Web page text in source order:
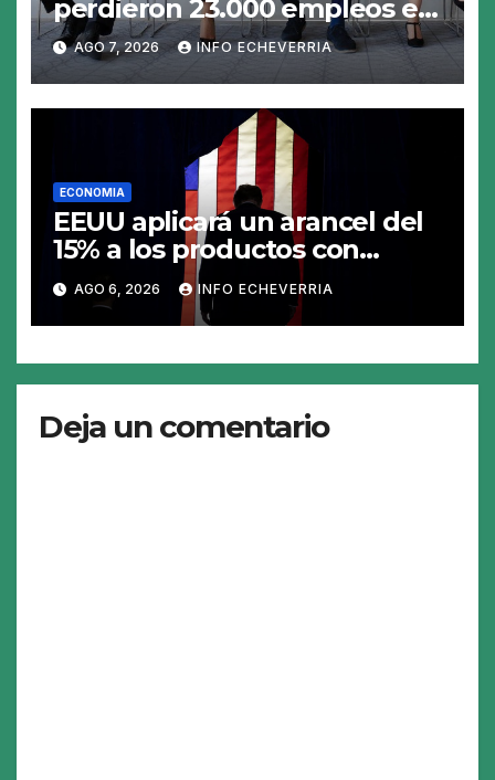
perdieron 23.000 empleos en
julio y el mercado recalcula
las perspectivas para las tasas
AGO 7, 2026 INFO ECHEVERRIA
ECONOMIA
EEUU aplicará un arancel del
15% a los productos con
polisilicio para frenar el
avance de China
AGO 6, 2026 INFO ECHEVERRIA
Deja un comentario